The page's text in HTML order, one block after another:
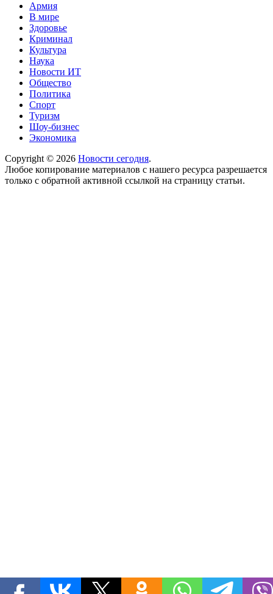
Армия
В мире
Здоровье
Криминал
Культура
Наука
Новости ИТ
Общество
Политика
Спорт
Туризм
Шоу-бизнес
Экономика
Copyright © 2026 Новости сегодня.
Любое копирование материалов с нашего ресурса разрешается
только с обратной активной ссылкой на страницу статьи.